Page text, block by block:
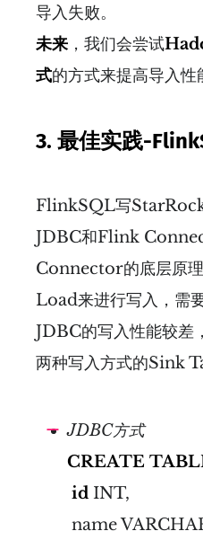
导入失败。
未来 ，我们会尝试
式的方式来提高导入性
3. 最佳实践-
FlinkSQL写
JDBC和Flink
Connector的底层原
Load来进行写入，需
JDBC的写入性能较差
两种写入方式的Sink
JDBC方式
CREATE
id INT,
name